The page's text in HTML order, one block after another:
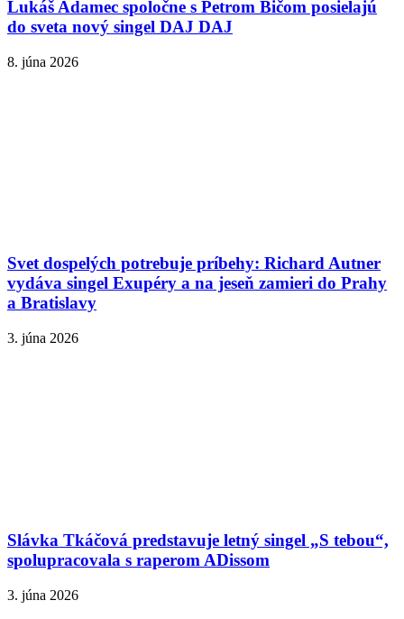
Lukáš Adamec spoločne s Petrom Bičom posielajú
do sveta nový singel DAJ DAJ
8. júna 2026
Svet dospelých potrebuje príbehy: Richard Autner
vydáva singel Exupéry a na jeseň zamieri do Prahy
a Bratislavy
3. júna 2026
Slávka Tkáčová predstavuje letný singel „S tebou“,
spolupracovala s raperom ADissom
3. júna 2026